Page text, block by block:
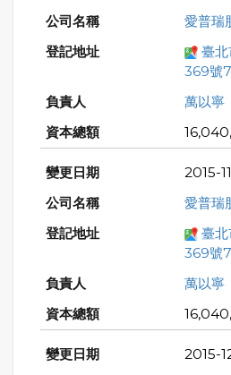
愛普瑞
臺
369號
萬以寧
2015-
愛普瑞
臺
369號
萬以寧
2015-